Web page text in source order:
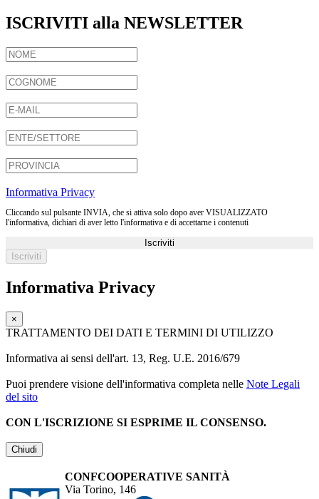
ISCRIVITI alla NEWSLETTER
Informativa Privacy
Cliccando sul pulsante INVIA, che si attiva solo dopo aver VISUALIZZATO
l'informativa, dichiari di aver letto l'informativa e di accettarne i contenuti
Iscriviti
Informativa Privacy
×
TRATTAMENTO DEI DATI E TERMINI DI UTILIZZO
Informativa ai sensi dell'art. 13, Reg. U.E. 2016/679
Puoi prendere visione dell'informativa completa nelle Note Legali
del sito
CON L'ISCRIZIONE SI ESPRIME IL CONSENSO.
Chiudi
CONFCOOPERATIVE SANITÀ
Via Torino, 146